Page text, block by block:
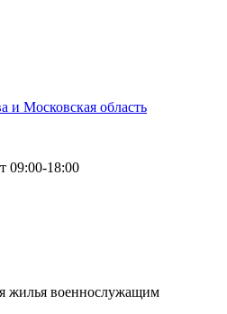
и Московская область
09:00-18:00
жилья военнослужащим